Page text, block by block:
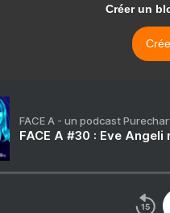
Créer un
FACE A - un podcast
FACE A #30 : Eve